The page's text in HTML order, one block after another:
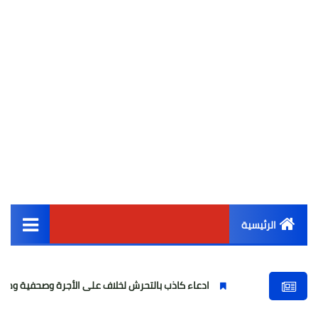
الرئيسية
أخبار مصر
ادعاء كاذب بالتحرش لخلاف على الأجرة وصحفية وهمية